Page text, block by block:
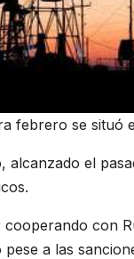
febrero se situó
el
con
a las